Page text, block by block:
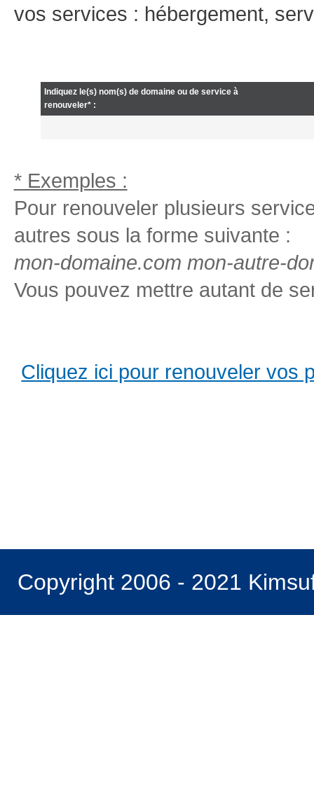
vos services : hébergement,
Indiquez le(s) nom(s) de domaine ou de service à
renouveler* :
* Exemples :
Pour renouveler plusieurs
autres sous la forme suivante :
mon-domaine.com mon-autre-
Vous pouvez mettre autant de
Cliquez ici pour renouveler vos
Copyright 2006 - 2021